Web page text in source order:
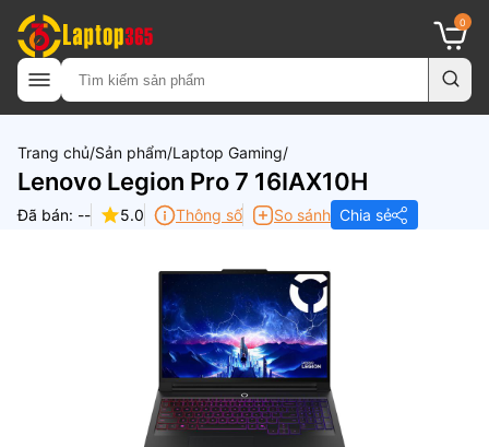
0
Trang chủ Sản phẩm Laptop Gaming
Lenovo Legion Pro 7 16IAX10H
Đã bán: -- 5.0 Thông số So sánh Chia sẻ